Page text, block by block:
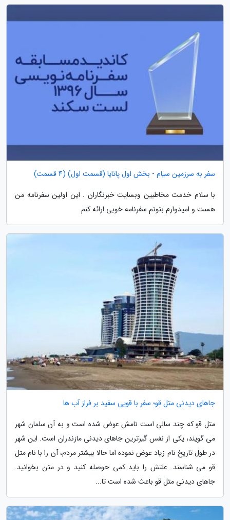
سفر به سرزمین سیام - بخش اول پاتایا (قسمت اول) (4 قسمت)
با سلام خدمت مخاطبین وبسایت خبرنگاران . این اولین سفرنامه من
هست و امیدوارم بتونم سفرنامه خوبی ارائه کنم.
جاهای دیدنی متل قو؛ سفر با قویی سفید بر فراز آب ها
متل قو که چند سالی است نامش عوض شده است و به آن سلمان شهر
می گویند، یکی از نفس گیرترین جاهای دیدنی مازندران است. این شهر
در طول تاریخ نام زیاد عوض نموده اما حالا بیشتر مردم، آن را با نام متل
قو می شناسند. علتش را باید کمی حوصله کنید و در متن بخوانید.
جاهای دیدنی متل قو باعث شده است تا...